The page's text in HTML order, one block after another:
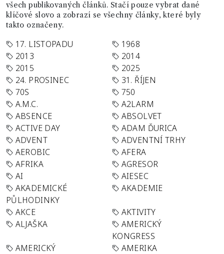
všech publikovaných článků. Stačí pouze vybrat dané
klíčové slovo a zobrazí se všechny články, které byly
takto označeny.
17. LISTOPADU
1968
2013
2014
2015
2025
24. PROSINEC
31. ŘÍJEN
70S
750
A.M.C.
A2LARM
ABSENCE
ABSOLVET
ACTIVE DAY
ADAM ĎURICA
ADVENT
ADVENTNÍ TRHY
AEROBIC
AFERA
AFRIKA
AGRESOR
AI
AIESEC
AKADEMICKÉ
PŮLHODINKY
AKADEMIE
AKCE
AKTIVITY
ALJAŠKA
AMERICKÝ
KONGRESS
AMERICKÝ
AMERIKA